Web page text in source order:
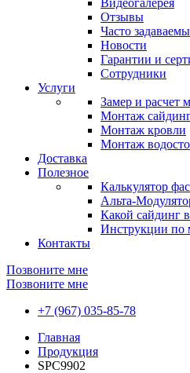
Видеогалерея
Отзывы
Часто
Новости
Гарантии и
Сотрудники
Услуги
Замер и расчет
Монтаж
Монтаж кровли
Монтаж
Доставка
Полезное
Калькулятор
Альта-
Какой сайдинг
Инструкции по
Контакты
Позвоните мне
Позвоните мне
+7 (967) 035-85-78
Главная
Продукция
SPC9902